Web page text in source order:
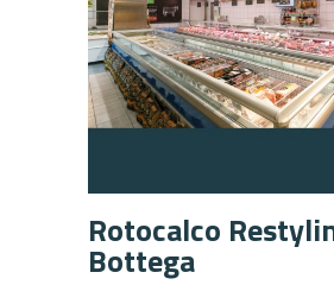
Rotocalco
Bottega